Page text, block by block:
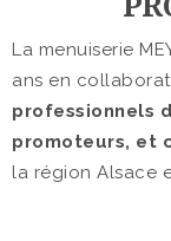
La menuiserie
ans en
professionnels
promoteurs, et
la région Alsace